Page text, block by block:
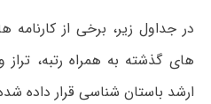
در جداول زیر، برخی از
های گذشته به همراه رتبه،
ارشد باستان‌ شناسی قرار داده